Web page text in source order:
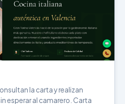
la carta y realizan
esperar al camarero. Carta